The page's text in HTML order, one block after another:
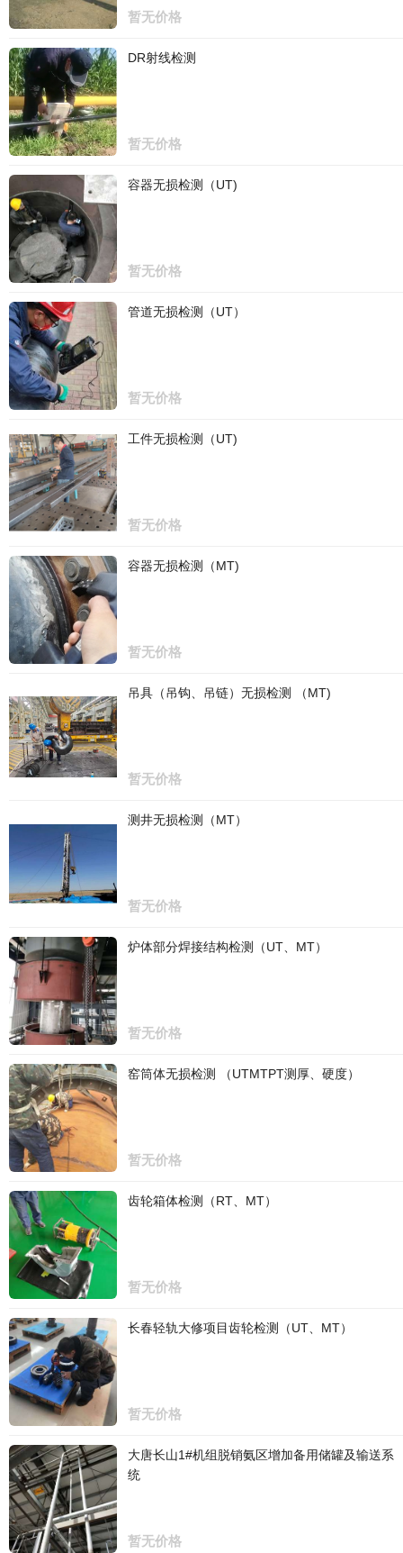
暂无价格
DR射线检测
暂无价格
容器无损检测（UT)
暂无价格
管道无损检测（UT）
暂无价格
工件无损检测（UT)
暂无价格
容器无损检测（MT)
暂无价格
吊具（吊钩、吊链）无损检测 （MT)
暂无价格
测井无损检测（MT）
暂无价格
炉体部分焊接结构检测（UT、MT）
暂无价格
窑筒体无损检测 （UTMTPT测厚、硬度）
暂无价格
齿轮箱体检测（RT、MT）
暂无价格
长春轻轨大修项目齿轮检测（UT、MT）
暂无价格
大唐长山1#机组脱销氨区增加备用储罐及输送系
统
暂无价格